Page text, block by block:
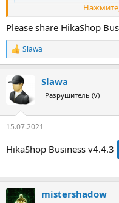
hitfile
hitf.cc
Please share HikaShop
Р
е
к
ц
и
Slawa
Slawa
Разрушитель (V)
15.07.2021
HikaShop Business v4.4.3
mistershadow